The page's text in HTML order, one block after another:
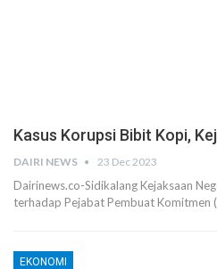
Kasus Korupsi Bibit Kopi,
DAIRI NEWS 23 Dec 2023
Dairinews.co-Sidikalang Kejaksaan
terhadap Pejabat Pembuat Komitmen
EKONOMI